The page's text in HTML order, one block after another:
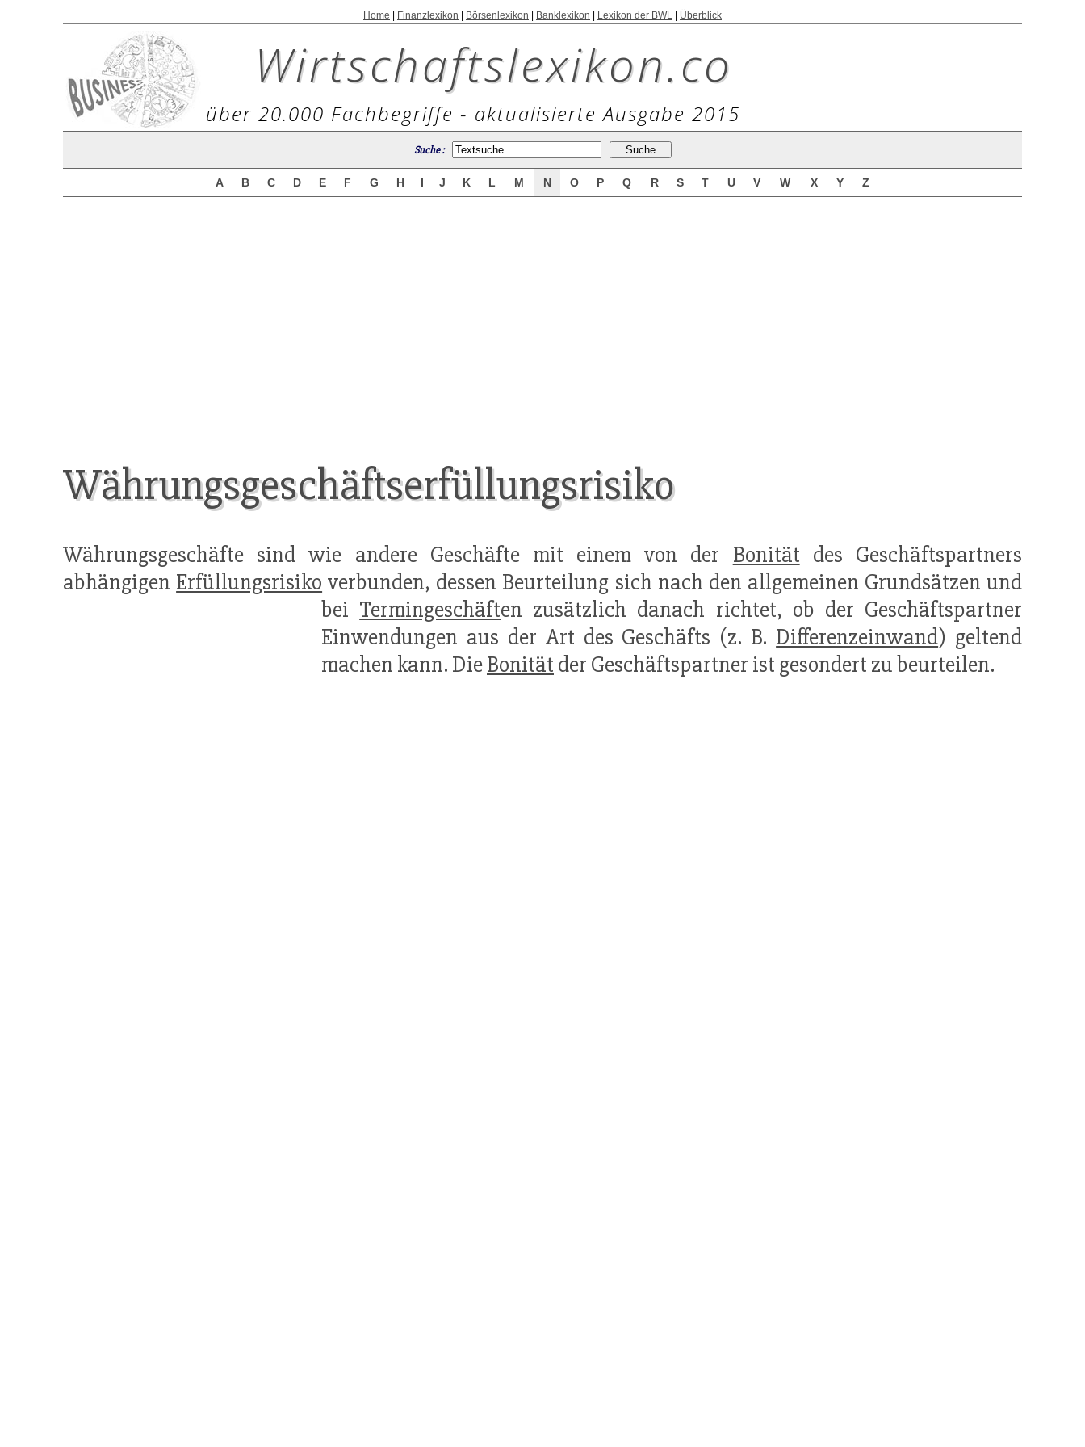
Home Finanzlexikon Börsenlexikon Banklexikon Lexikon der BWL Überblick
Wirtschaftslexikon.co
über 20.000 Fachbegriffe - aktualisierte Ausgabe 2015
Suche :
A B C D E F G H I J K L M N O P Q R S T U V W X Y Z
Währungsgeschäftserfüllungsrisiko
Währungsgeschäfte sind wie andere Geschäfte mit einem von der Bonität des Geschäftspartners
abhängigen Erfüllungsrisiko verbunden, dessen Beurteilung sich nach den allgemeinen Grundsätzen und
bei Termingeschäften zusätzlich danach richtet, ob der Geschäftspartner
Einwendungen aus der Art des Geschäfts (z. B. Differenzeinwand) geltend
machen kann. DieBonität der Geschäftspartner ist gesondert zu beurteilen.